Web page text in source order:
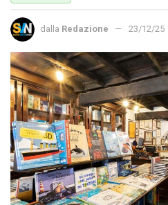
dalla Redazione 23/12/25